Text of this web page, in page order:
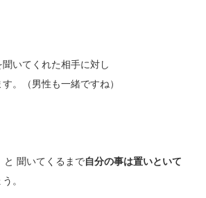
いてくれた相手に対し
。（男性も一緒ですね）
と 聞いてくるまで自分の事は置いといて
。